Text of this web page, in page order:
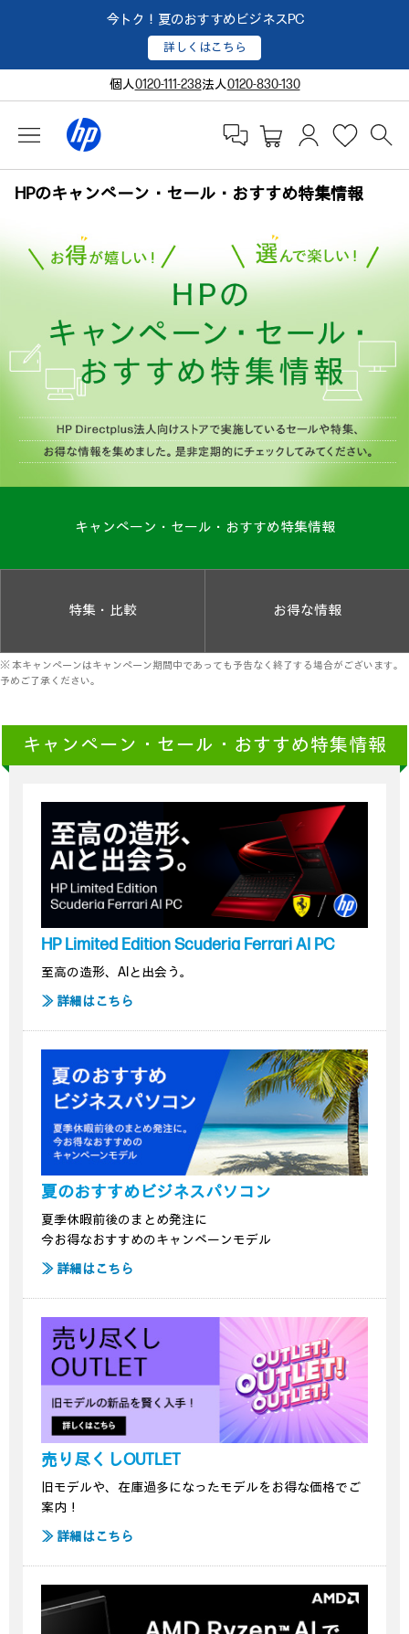
今トク！夏のおすすめビジネスPC
詳しくはこちら
個人0120-111-238法人0120-830-130
HPのキャンペーン・セール・おすすめ特集情報
キャンペーン・セール・おすすめ特集情報
特集・比較 お得な情報
※ 本キャンペーンはキャンペーン期間中であっても予告なく終了する場合がございます。
予めご了承ください。
キャンペーン・セール・おすすめ特集情報
HP Limited Edition Scuderia Ferrari AI PC
至高の造形、AIと出会う。
≫ 詳細はこちら
夏のおすすめビジネスパソコン
夏季休暇前後のまとめ発注に
今お得なおすすめのキャンペーンモデル
≫ 詳細はこちら
売り尽くしOUTLET
旧モデルや、在庫過多になったモデルをお得な価格でご
案内！
≫ 詳細はこちら